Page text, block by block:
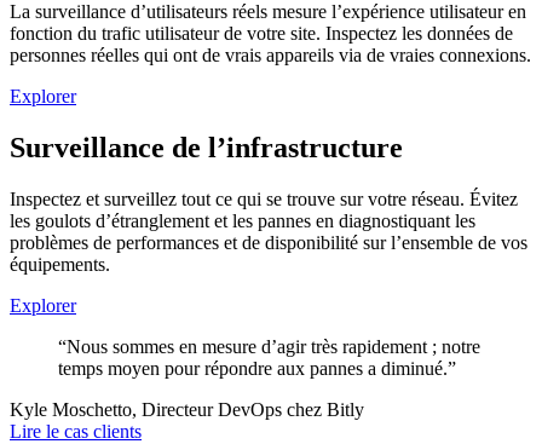
La surveillance d’utilisateurs réels mesure l’expérience utilisateur en
fonction du trafic utilisateur de votre site. Inspectez les données de
personnes réelles qui ont de vrais appareils via de vraies connexions.
Explorer
Surveillance de l’infrastructure
Inspectez et surveillez tout ce qui se trouve sur votre réseau. Évitez
les goulots d’étranglement et les pannes en diagnostiquant les
problèmes de performances et de disponibilité sur l’ensemble de vos
équipements.
Explorer
“Nous sommes en mesure d’agir très rapidement ; notre
temps moyen pour répondre aux pannes a diminué.”
Kyle Moschetto, Directeur DevOps chez Bitly
Lire le cas clients